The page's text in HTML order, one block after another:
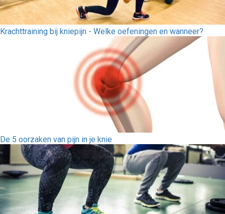
Krachttraining bij kniepijn - Welke oefeningen en wanneer?
De 5 oorzaken van pijn in je knie